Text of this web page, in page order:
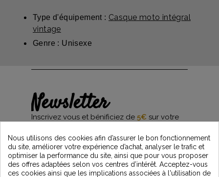
Type d'équipement : Casque moto intégral
vintage
Genre : Unisexe
Newsletter
Inscrivez vous et bénificiez de 5€ sur votre
et restez informés des dernières nouveautés
Vintage Motors
Nous utilisons des cookies afin d’assurer le bon fonctionnement
du site, améliorer votre expérience d’achat, analyser le trafic et
optimiser la performance du site, ainsi que pour vous proposer
des offres adaptées selon vos centres d’intérêt. Acceptez-vous
ces cookies ainsi que les implications associées à l'utilisation de